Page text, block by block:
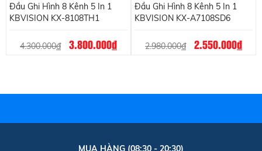
Đầu Ghi Hình 8 Kênh 5 In 1
KBVISION KX-8108TH1
4.300.000đ 3.800.000đ
Đầu Ghi Hình 8 Kênh 5 In 1
KBVISION KX-A7108SD6
2.980.000đ 2.550.000đ
MUA HÀNG (08:30 - 20:30)